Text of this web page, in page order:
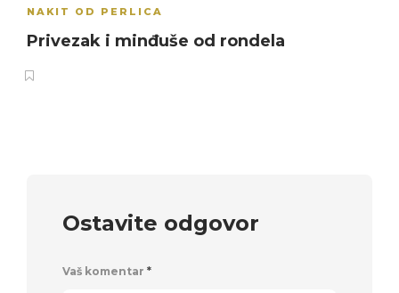
NAKIT OD PERLICA
Privezak i minđuše od rondela
Ostavite odgovor
Vaš komentar *